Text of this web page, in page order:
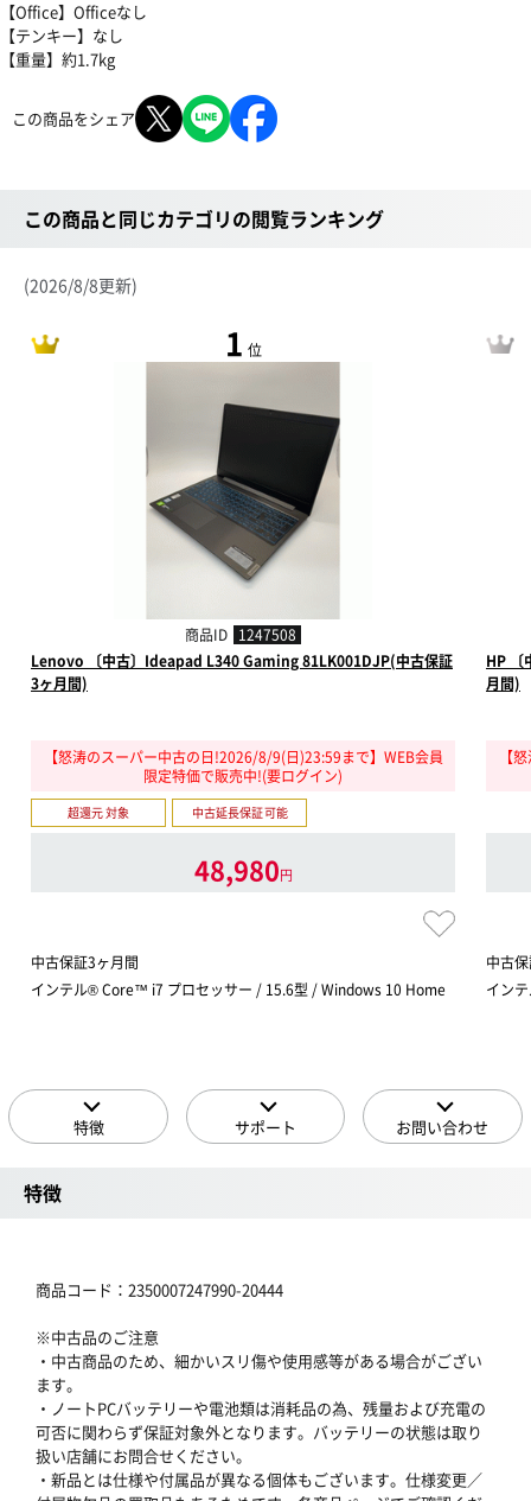
【Office】Officeなし
【テンキー】なし
【重量】約1.7kg
この商品をシェア
この商品と同じカテゴリの閲覧ランキング
(2026/8/8更新)
1 位
商品ID 1247508
Lenovo 〔中古〕Ideapad L340 Gaming 81LK001DJP(中古保証
3ヶ月間)
【怒涛のスーパー中古の日!2026/8/9(日)23:59まで】WEB会員
限定特価で販売中!(要ログイン)
超還元 対象 中古延長保証可能
48,980円
中古保証3ヶ月間
インテル® Core™ i7 プロセッサー / 15.6型 / Windows 10 Home
HP 〔
月間)
【
中古
イン
特徴 サポート お問い合わせ
特徴
商品コード：2350007247990-20444
※中古品のご注意
・中古商品のため、細かいスリ傷や使用感等がある場合がござい
ます。
・ノートPCバッテリーや電池類は消耗品の為、残量および充電の
可否に関わらず保証対象外となります。バッテリーの状態は取り
扱い店舗にお問合せください。
・新品とは仕様や付属品が異なる個体もございます。仕様変更／